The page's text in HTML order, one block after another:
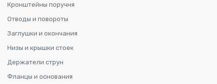
Кронштейны поручня
Отводы и повороты
Заглушки и окончания
Низы и крышки стоек
Держатели струн
Фланцы и основания